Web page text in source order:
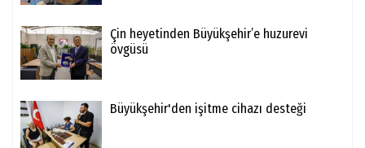
Çin heyetinden Büyükşehir’e huzurevi
övgüsü
Büyükşehir'den işitme cihazı desteği